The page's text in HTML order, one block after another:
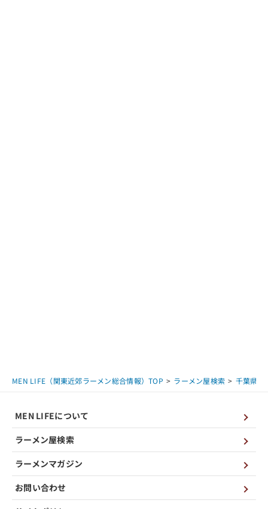
MEN LIFE（関東近郊ラーメン総合情報）TOP ラーメン屋検索 千葉県
MEN LIFEについて
ラーメン屋検索
ラーメンマガジン
お問い合わせ